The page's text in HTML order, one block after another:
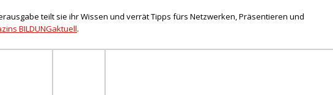
teilt sie ihr Wissen und verrät Tipps fürs Netzwerken, Präsentieren und
BILDUNGaktuell.